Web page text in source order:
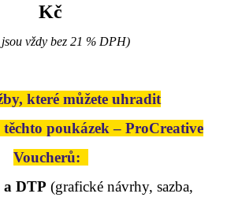
Kč
vždy bez 21 % DPH)
které můžete uhradit
poukázek – ProCreative
Voucherů:
DTP (grafické návrhy, sazba,